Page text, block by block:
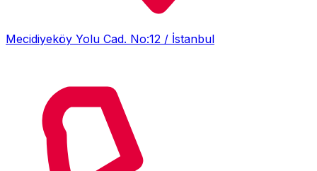
Mecidiyeköy Yolu Cad. No:12 / İstanbul